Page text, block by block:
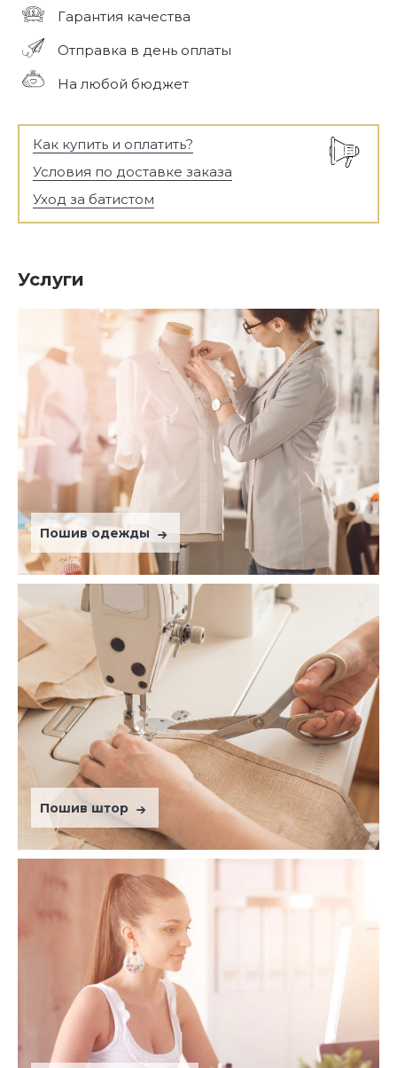
Гарантия качества
Отправка в день оплаты
На любой бюджет
Как купить и оплатить?
Условия по доставке заказа
Уход за батистом
Услуги
Пошив одежды
Пошив штор